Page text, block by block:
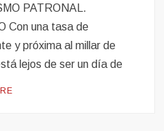
PATRONAL.
Con una tasa de
y próxima al millar de
lejos de ser un día de